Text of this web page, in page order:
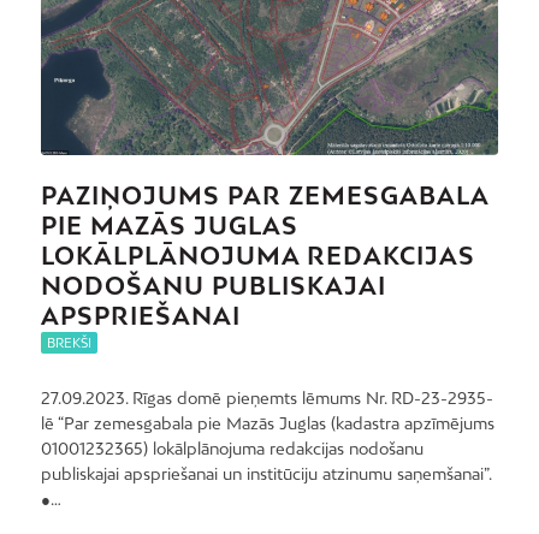
PAZIŅOJUMS PAR ZEMESGABALA
PIE MAZĀS JUGLAS
LOKĀLPLĀNOJUMA REDAKCIJAS
NODOŠANU PUBLISKAJAI
APSPRIEŠANAI
BREKŠI
27.09.2023. Rīgas domē pieņemts lēmums Nr. RD-23-2935-
lē “Par zemesgabala pie Mazās Juglas (kadastra apzīmējums
01001232365) lokālplānojuma redakcijas nodošanu
publiskajai apspriešanai un institūciju atzinumu saņemšanai”.
●…